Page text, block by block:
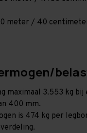
meter / 40
maximaal 3.553 kg bij
400 mm.
is 474 kg per